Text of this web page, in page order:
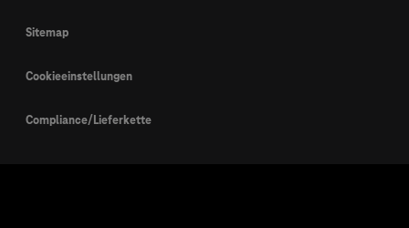
Sitemap
Cookieeinstellungen
Compliance/Lieferkette